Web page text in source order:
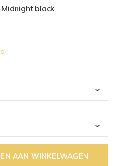
black
AAN WINKELWAGEN